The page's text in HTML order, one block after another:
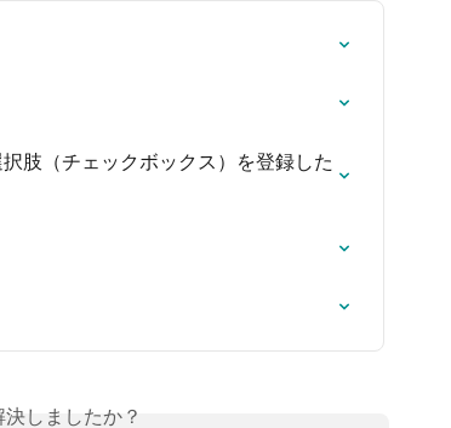
肢（チェックボックス）を登録した
しましたか？